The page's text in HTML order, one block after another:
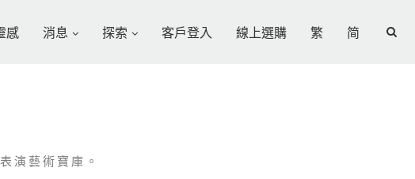
感 消息 探索 客戶登入 線上選購 繁 简
演藝術寶庫。